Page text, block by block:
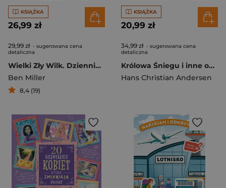
KSIĄŻKA
26,99 zł
29,99 zł - sugerowana cena
detaliczna
Wielki Zły Wilk. Dzienniki z innej bajki
Ben Miller
8,4 (19)
KSIĄŻKA
20,99 zł
34,99 zł - sugerowana cena
detaliczna
Królowa Śniegu i inne opowieści
Hans Christian Andersen